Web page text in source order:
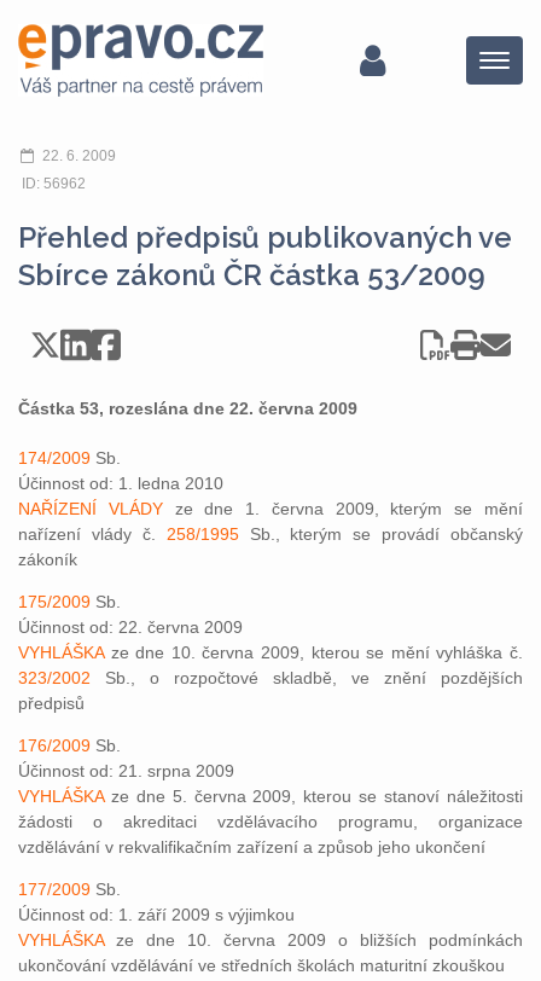
Menu
22. 6. 2009
ID: 56962
Přehled předpisů publikovaných ve
Sbírce zákonů ČR částka 53/2009
Částka 53, rozeslána dne 22. června 2009
174/2009 Sb.
Účinnost od: 1. ledna 2010
NAŘÍZENÍ VLÁDYze dne 1. června 2009, kterým se mění
nařízení vlády č. 258/1995 Sb., kterým se provádí občanský
zákoník
175/2009 Sb.
Účinnost od: 22. června 2009
VYHLÁŠKA ze dne 10. června 2009, kterou se mění vyhláška č.
323/2002 Sb., o rozpočtové skladbě, ve znění pozdějších
předpisů
176/2009 Sb.
Účinnost od: 21. srpna 2009
VYHLÁŠKAze dne 5. června 2009, kterou se stanoví náležitosti
žádosti o akreditaci vzdělávacího programu, organizace
vzdělávání v rekvalifikačním zařízení a způsob jeho ukončení
177/2009 Sb.
Účinnost od: 1. září 2009 s výjimkou
VYHLÁŠKAze dne 10. června 2009 o bližších podmínkách
ukončování vzdělávání ve středních školách maturitní zkouškou